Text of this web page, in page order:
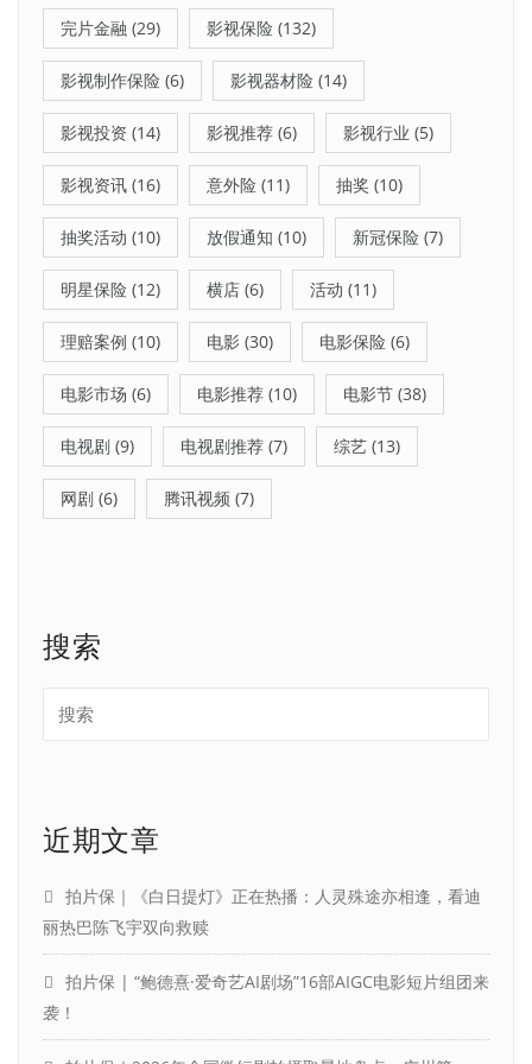
完片金融 (29) 影视保险 (132)
影视制作保险 (6) 影视器材险 (14)
影视投资 (14) 影视推荐 (6) 影视行业 (5)
影视资讯 (16) 意外险 (11) 抽奖 (10)
抽奖活动 (10) 放假通知 (10) 新冠保险 (7)
明星保险 (12) 横店 (6) 活动 (11)
理赔案例 (10) 电影 (30) 电影保险 (6)
电影市场 (6) 电影推荐 (10) 电影节 (38)
电视剧 (9) 电视剧推荐 (7) 综艺 (13)
网剧 (6) 腾讯视频 (7)
搜索
近期文章
拍片保｜《白日提灯》正在热播：人灵殊途亦相逢，看迪
丽热巴陈飞宇双向救赎
拍片保 | “鲍德熹·爱奇艺AI剧场”16部AIGC电影短片组团来
袭！